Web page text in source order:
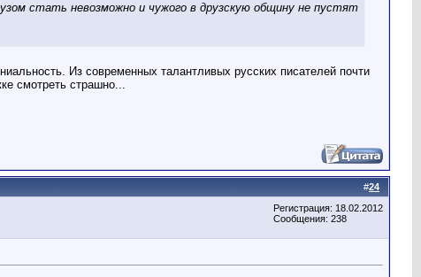
стать невозможно и чужого в друзскую общину не пустят
Из современных талантливых русских писателей почти
смотреть страшно...
#24
Регистрация: 18.02.2012
Сообщения: 238